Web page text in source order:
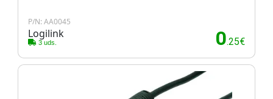
P/N: AA0045
Logilink
3 uds. 0.25€